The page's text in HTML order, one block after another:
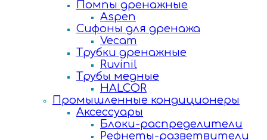
Помпы дренажные
Aspen
Сифоны для дренажа
Vecam
Трубки дренажные
Ruvinil
Трубы медные
HALCOR
Промышленные кондиционеры
Аксессуары
Блоки-распределители
Рефнеты-разветвители